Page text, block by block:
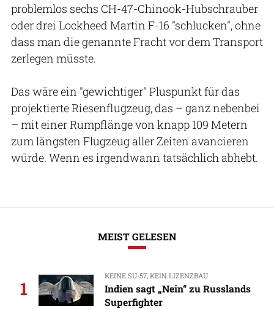
problemlos sechs CH-47-Chinook-Hubschrauber
oder drei Lockheed Martin F-16 "schlucken", ohne
dass man die genannte Fracht vor dem Transport
zerlegen müsste.
Das wäre ein "gewichtiger" Pluspunkt für das
projektierte Riesenflugzeug, das – ganz nebenbei
– mit einer Rumpflänge von knapp 109 Metern
zum längsten Flugzeug aller Zeiten avancieren
würde. Wenn es irgendwann tatsächlich abhebt.
MEIST GELESEN
1
KEINE SU-57, KEIN LIZENZBAU
Indien sagt „Nein“ zu Russlands
Superfighter